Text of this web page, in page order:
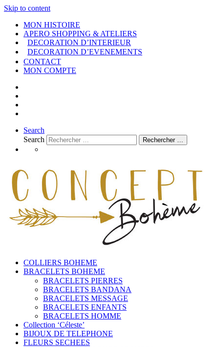
Skip to content
MON HISTOIRE
APERO SHOPPING & ATELIERS
DECORATION D’INTERIEUR
DECORATION D’EVENEMENTS
CONTACT
MON COMPTE
Search
Search
Rechercher …
COLLIERS BOHEME
BRACELETS BOHEME
BRACELETS PIERRES
BRACELETS BANDANA
BRACELETS MESSAGE
BRACELETS ENFANTS
BRACELETS HOMME
Collection ‘Céleste’
BIJOUX DE TELEPHONE
FLEURS SECHEES